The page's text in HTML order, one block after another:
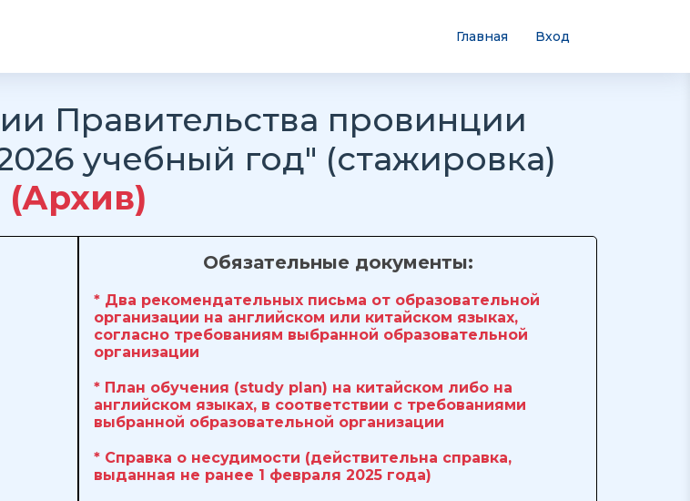
Главная Вход
Правительства провинции
учебный год" (стажировка)
(Архив)
Обязательные документы:
* Два рекомендательных письма от образовательной
организации на английском или китайском языках,
согласно требованиям выбранной образовательной
организации
* План обучения (study plan) на китайском либо на
английском языках, в соответствии с требованиями
выбранной образовательной организации
* Справка о несудимости (действительна справка,
выданная не ранее 1 февраля 2025 года)